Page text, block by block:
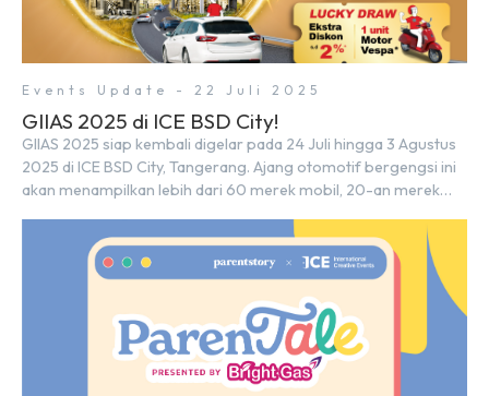
Events Update - 22 Juli 2025
GIIAS 2025 di ICE BSD City!
GIIAS 2025 siap kembali digelar pada 24 Juli hingga 3 Agustus
2025 di ICE BSD City, Tangerang. Ajang otomotif bergengsi ini
akan menampilkan lebih dari 60 merek mobil, 20-an merek
pusat perhatian bagi para pecinta otomotif, GIIAS juga menjadi
tempat berkumpulnya komunitas dan pelaku industri untuk
menjalin […]